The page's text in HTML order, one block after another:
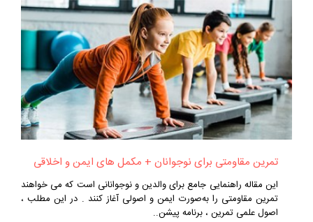
تمرین مقاومتی برای نوجوانان + مکمل‌ های ایمن و اخلاقی
این مقاله راهنمایی جامع برای والدین و نوجوانانی است که می‌ خواهند
تمرین مقاومتی را به‌صورت ایمن و اصولی آغاز کنند . در این مطلب ،
اصول علمی تمرین ، برنامه پیشن..